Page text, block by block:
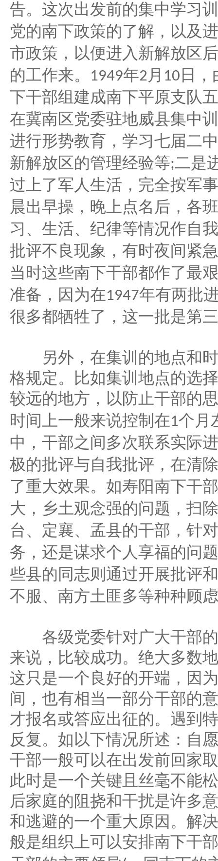
告。这次出发前的集中学习
党的南下政策的了解，以及
市政策，以便进入新解放区
的工作来。
1949年2 月 10 日
下干部组建成南下平原支队
在冀南区党委驻地威县集中
进行形势教育，学习七届二
新解放区的管理经验等;二是
过上了军人生活，完全按军
晨出早操，晚上点名后，各
习、生活、纪律等情况作自
批评不良现象，有时夜间紧
当时这些南下干部都作了最
准备，因为在1947年有两批
很多都牺牲了，这一批是第
另外，在集训的地点和时
格规定。比如集训地点的选
较远的地方，以防止干部的
时间上一般来说控制在1个月
中，干部之间多次联系实际
极的批评与自我批评，在清
了重大效果。如寿阳南下干
大，乡土观念强的问题，扫
台、定襄、孟县的干部，针
务，还是谋求个人享福的问
些县的同志则通过开展批评
不服、南方土匪多等种种顾
各级党委针对广大干部的
来说，比较成功。绝大多数
这只是一个良好的开端，因
间，也有相当一部分干部的
才报名或答应出征的。遇到
反复。如以下情况所述：自
干部一般可以在出发前回家
此时是一个关键且丝毫不能
后家庭的阻挠和干扰是许多
和逃避的一个重大原因。解
般是组织上可以安排南下干